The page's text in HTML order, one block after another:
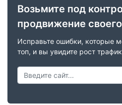
Возьмите под
продвижение
Исправьте ошибки, которые
топ, и вы увидите рост